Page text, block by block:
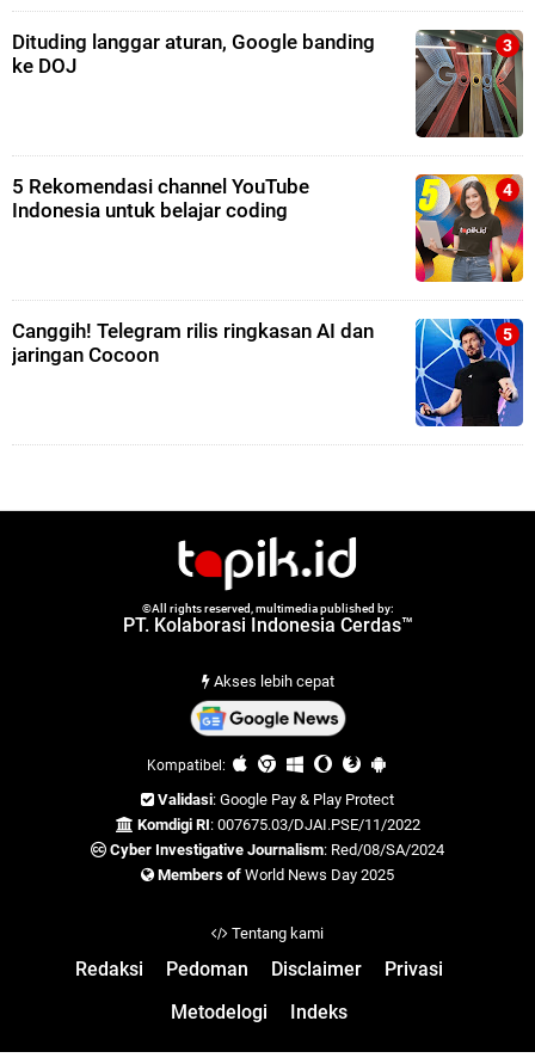
Dituding langgar aturan, Google banding
ke DOJ
5 Rekomendasi channel YouTube
Indonesia untuk belajar coding
Canggih! Telegram rilis ringkasan AI dan
jaringan Cocoon
©All rights reserved, multimedia published by:
PT. Kolaborasi Indonesia Cerdas™
Akses lebih cepat
Kompatibel:
Validasi: Google Pay & Play Protect
Komdigi RI: 007675.03/DJAI.PSE/11/2022
Cyber Investigative Journalism: Red/08/SA/2024
Members of World News Day 2025
Tentang kami
Redaksi Pedoman Disclaimer
Privasi
Metodelogi
Indeks